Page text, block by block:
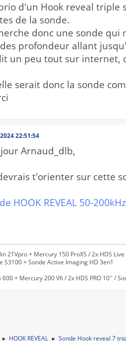
d'un Hook reveal triple
de la sonde.
donc une sonde
profondeur allant
un peu tout sur internet,
serait donc la sonde
22:51:54
Arnaud_dlb,
t'orienter sur cette
HOOK REVEAL 50-200kHz
21Vpro + Mercury 150 ProXS / 2x HDS
S3100 + Sonde Active Imaging HD 3en1
600 + Mercury 200 V6 / 2x HDS PRO 10'' /
► HOOK REVEAL ► Sonde Hook reveal 7